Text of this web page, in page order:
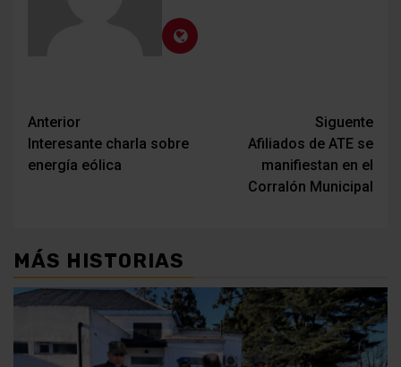
Navegación
de
Anterior
Interesante charla sobre
energía eólica
Siguente
Afiliados de ATE se
manifiestan en el
Corralón Municipal
MÁS HISTORIAS